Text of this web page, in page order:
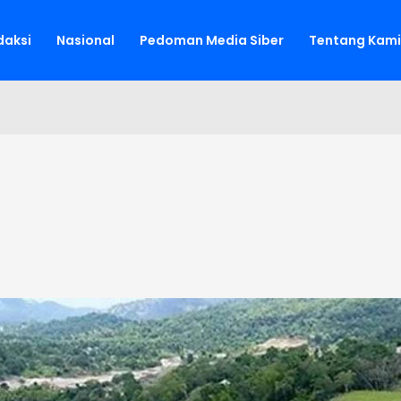
Nasional Pedoman Media Siber Tentang Kami